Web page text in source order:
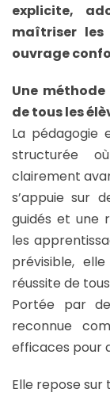
explicite,
maîtriser les
ouvrage
Une
de tous les
La pédagogie
structurée
clairement
s’appuie sur
guidés et une
les
prévisible,
réussite de
Portée par
reconnue
efficaces pour
Elle repose sur